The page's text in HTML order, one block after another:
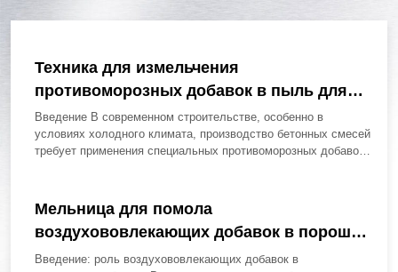
Техника для измельчения
противоморозных добавок в пыль для
бетонных смесей
Введение В современном строительстве, особенно в
условиях холодного климата, производство бетонных смесей
требует применения специальных противоморозных добавок,
Мельница для помола
воздухововлекающих добавок в порошок
для бетона
Введение: роль воздухововлекающих добавок в